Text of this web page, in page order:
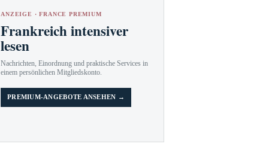
ANZEIGE · FRANCE PREMIUM
Frankreich intensiver
lesen
Nachrichten, Einordnung und praktische Services in
einem persönlichen Mitgliedskonto.
PREMIUM-ANGEBOTE ANSEHEN →